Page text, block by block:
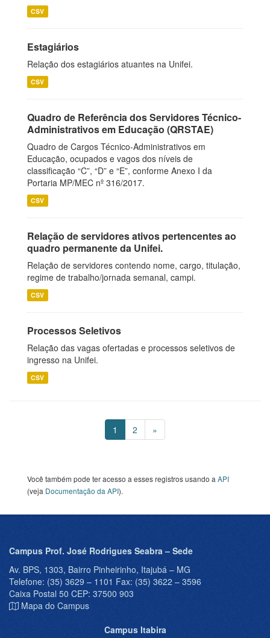
CSV
Estagiários
Relação dos estagiários atuantes na Unifei.
CSV
Quadro de Referência dos Servidores Técnico-
Administrativos em Educação (QRSTAE)
Quadro de Cargos Técnico-Administrativos em
Educação, ocupados e vagos dos níveis de
classificação “C”, “D” e “E”, conforme Anexo I da
Portaria MP/MEC nº 316/2017.
CSV
Relação de servidores ativos pertencentes ao
quadro permanente da Unifei.
Relação de servidores contendo nome, cargo, titulação,
regime de trabalho/jornada semanal, campi.
CSV
Processos Seletivos
Relação das vagas ofertadas e processos seletivos de
ingresso na Unifei.
CSV
1 2 »
Você também pode ter acesso a esses registros usando a API
(veja Documentação da API).
Campus Prof. José Rodrigues Seabra – Sede
Av. BPS, 1303, Bairro Pinheirinho, Itajubá – MG
Telefone: (35) 3629 – 1101 Fax: (35) 3622 – 3596
Caixa Postal 50 CEP: 37500 903
Mapa do Campus
Campus Itabira